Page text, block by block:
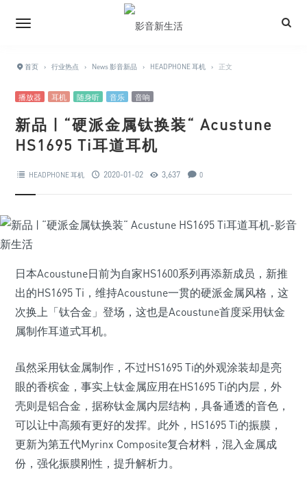
首页 › 行业热点 › News 影音新品 › HEADPHONE 耳机 › 正文
播放器 耳机 随身听 音乐 音响
新品 | “硬派金属钛换装“ Acustune
HS1695 Ti耳道耳机
HEADPHONE 耳机 2020-01-02 3,637 0
日本Acoustune日前为自家HS1600系列再添新成员，新推
出的HS1695 Ti，维持Acoustune一贯的硬派金属风格，这
次换上「钛合金」登场，这也是Acoustune首度采用钛金
属制作耳道式耳机。
虽然采用钛金属制作，不过HS1695 Ti的外观涂装却是亮
眼的香槟金，事实上钛金属应用在HS1695 Ti的内层，外
壳则是铝合金，据称钛金属内层结构，具备通透的音色，
可以让中高频有更好的发挥。此外，HS1695 Ti的振膜，
更新为第五代Myrinx Composite复合材料，混入金属成
份，强化振膜刚性，提升解析力。